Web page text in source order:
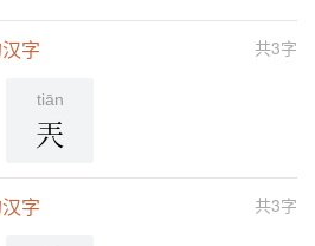
共3字
字
tiān
兲
共3字
字